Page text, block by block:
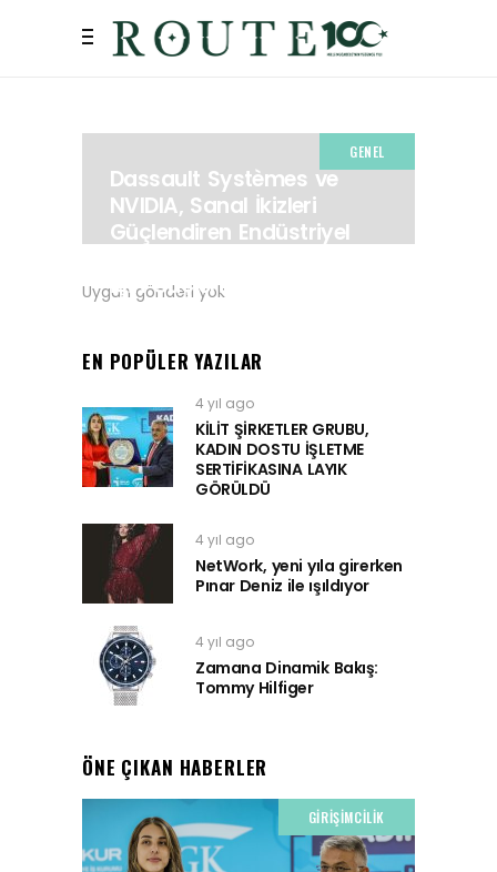
GENEL
Dassault Systèmes ve
NVIDIA, Sanal İkizleri
Güçlendiren Endüstriyel
İçin Güçlerini
6 AY AGO
Uygun gönderi yok
EN POPÜLER YAZILAR
4 yıl ago
KİLİT ŞİRKETLER GRUBU,
KADIN DOSTU İŞLETME
SERTİFİKASINA LAYIK
GÖRÜLDÜ
4 yıl ago
NetWork, yeni yıla girerken
Pınar Deniz ile ışıldıyor
4 yıl ago
Zamana Dinamik Bakış:
Tommy Hilfiger
ÖNE ÇIKAN HABERLER
GIRIŞIMCILIK